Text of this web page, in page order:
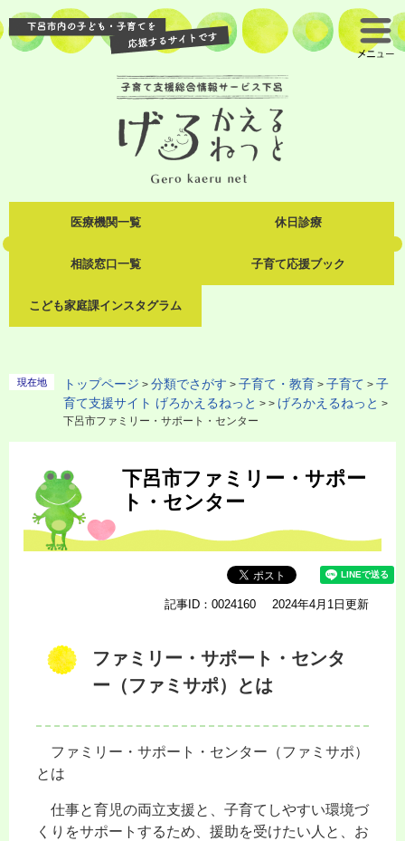
ー
ジ
ニ
ュ
文
メ
医療機関一覧 休日診療
相談窓口一覧 子育て応援ブック
こども家庭課インスタグラム
現在地 トップページ > 分類でさがす > 子育て・教育 > 子育て > 子
育て支援サイト げろかえるねっと > > げろかえるねっと >
下呂市ファミリー・サポート・センター
下呂市ファミリー・サポー
ト・センター
記事ID：0024160 2024年4月1日更新
ファミリー・サポート・センタ
ー（ファミサポ）とは
ファミリー・サポート・センター（ファミサポ）
とは
仕事と育児の両立支援と、子育てしやすい環境づ
くりをサポートするため、援助を受けたい人と、お